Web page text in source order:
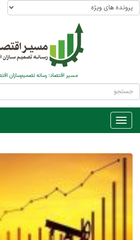
مسیر اقتصاد؛ رسانه تصمیم‌سازان